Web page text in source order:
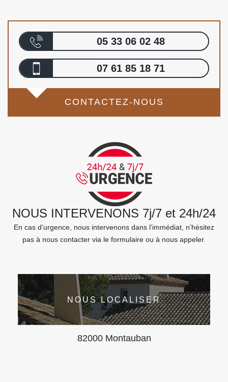
05 33 06 02 48
07 61 85 18 71
CONTACTEZ-NOUS
NOUS INTERVENONS 7j/7 et 24h/24
En cas d’urgence, nous intervenons dans l’immédiat, n’hésitez
pas à nous contacter via le formulaire ou à nous appeler.
NOUS LOCALISER
82000 Montauban